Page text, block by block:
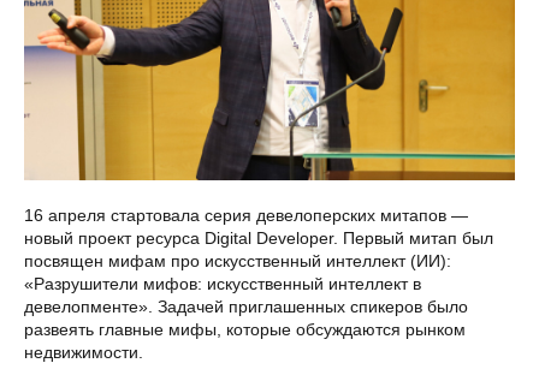
16 апреля стартовала серия девелоперских митапов —
новый проект ресурса Digital Developer. Первый митап был
посвящен мифам про искусственный интеллект (ИИ):
«Разрушители мифов: искусственный интеллект в
девелопменте». Задачей приглашенных спикеров было
развеять главные мифы, которые обсуждаются рынком
недвижимости.